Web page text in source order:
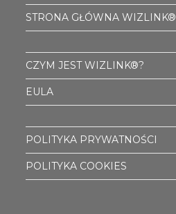
STRONA GŁÓWNA WIZLINK®
CZYM JEST WIZLINK®?
EULA
POLITYKA PRYWATNOŚCI
POLITYKA COOKIES